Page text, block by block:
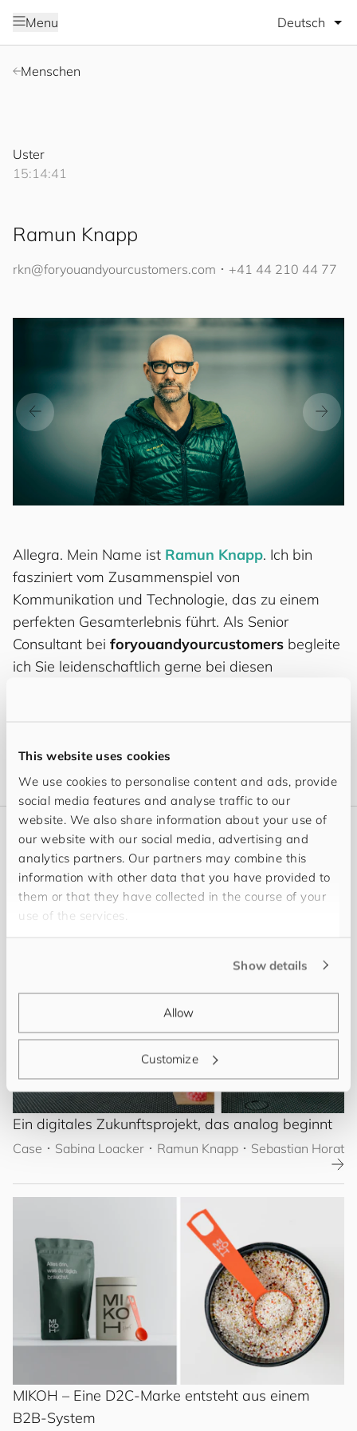
This website uses cookies
We use cookies to personalise content and ads, provide
social media features and analyse traffic to our
website. We also share information about your use of
our website with our social media, advertising and
analytics partners. Our partners may combine this
information with other data that you have provided to
them or that they have collected in the course of your
use of the services.
Show details
Allow
Customize
Menu Sprache
Menschen
Uster
15:14:41
Ramun Knapp
rkn@foryouandyourcustomers.com ･ +41 44 210 44 77
Allegra. Mein Name ist Ramun Knapp. Ich bin
fasziniert vom Zusammenspiel von
Kommunikation und Technologie, das zu einem
perfekten Gesamterlebnis führt. Als Senior
Consultant bei foryouandyourcustomers begleite
ich Sie leidenschaftlich gerne bei diesen
Kommunikationsagenturen.
Neues
Meine Beiträge
Ein digitales Zukunftsprojekt, das analog beginnt
Case ･ Sabina Loacker ･ Ramun Knapp ･ Sebastian Horat
MIKOH – Eine D2C-Marke entsteht aus einem
B2B-System